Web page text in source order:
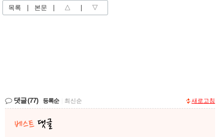
목록 본문 △ ▽
댓글(77) 등록순 최신순 새로고침